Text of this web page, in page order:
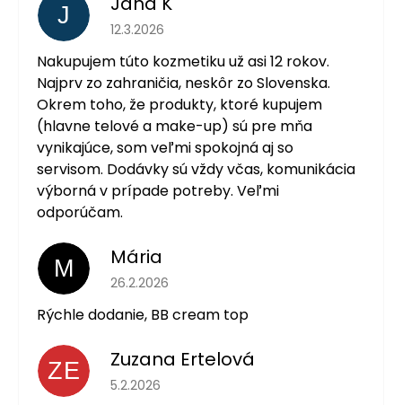
J Hodnotenie obchodu je 5 z 5 hviezdičiek.
12.3.2026
Nakupujem túto kozmetiku už asi 12 rokov.
Najprv zo zahraničia, neskôr zo Slovenska.
Okrem toho, že produkty, ktoré kupujem
(hlavne telové a make-up) sú pre mňa
vynikajúce, som veľmi spokojná aj so
servisom. Dodávky sú vždy včas, komunikácia
výborná v prípade potreby. Veľmi
odporúčam.
M Mária
Hodnotenie obchodu je 5 z 5 hviezdičiek.
26.2.2026
Rýchle dodanie, BB cream top
ZE Zuzana Ertelová
Hodnotenie obchodu je 5 z 5 hviezdičiek.
5.2.2026